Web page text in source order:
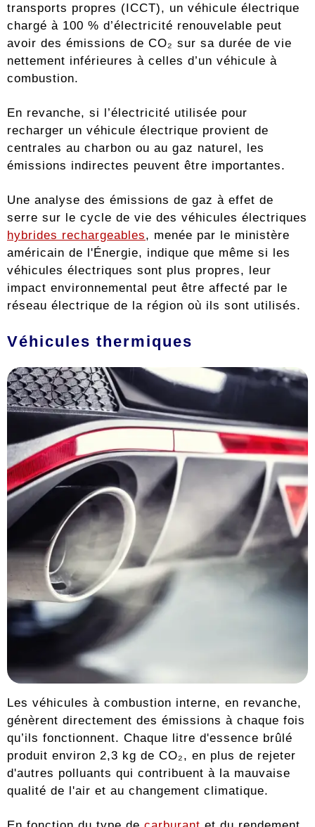
transports propres (ICCT), un véhicule électrique
chargé à 100 % d’électricité renouvelable peut
avoir des émissions de CO₂ sur sa durée de vie
nettement inférieures à celles d’un véhicule à
combustion.
En revanche, si l’électricité utilisée pour
recharger un véhicule électrique provient de
centrales au charbon ou au gaz naturel, les
émissions indirectes peuvent être importantes.
Une analyse des émissions de gaz à effet de
serre sur le cycle de vie des véhicules électriques
hybrides rechargeables, menée par le ministère
américain de l'Énergie, indique que même si les
véhicules électriques sont plus propres, leur
impact environnemental peut être affecté par le
réseau électrique de la région où ils sont utilisés.
Véhicules thermiques
Les véhicules à combustion interne, en revanche,
génèrent directement des émissions à chaque fois
qu’ils fonctionnent. Chaque litre d'essence brûlé
produit environ 2,3 kg de CO₂, en plus de rejeter
d'autres polluants qui contribuent à la mauvaise
qualité de l'air et au changement climatique.